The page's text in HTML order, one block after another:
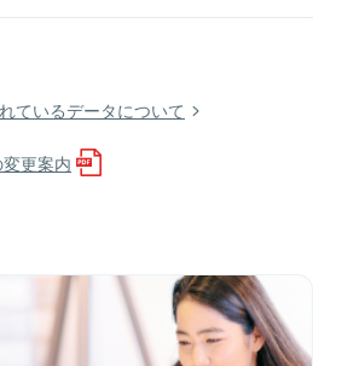
ているデータについて
更案内